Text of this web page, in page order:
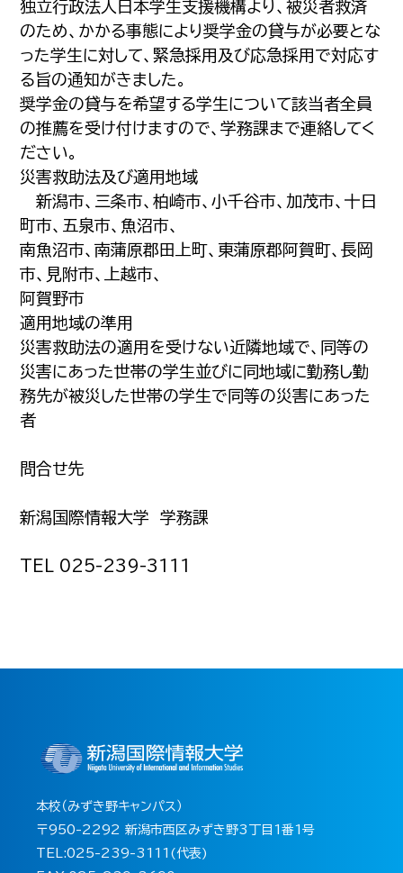
独立行政法人日本学生支援機構より、被災者救済
のため、かかる事態により奨学金の貸与が必要とな
った学生に対して、緊急採用及び応急採用で対応す
る旨の通知がきました。
奨学金の貸与を希望する学生について該当者全員
の推薦を受け付けますので、学務課まで連絡してく
ださい。
災害救助法及び適用地域
新潟市、三条市、柏崎市、小千谷市、加茂市、十日
町市、五泉市、魚沼市、
南魚沼市、南蒲原郡田上町、東蒲原郡阿賀町、長岡
市、見附市、上越市、
阿賀野市
適用地域の準用
災害救助法の適用を受けない近隣地域で、同等の
災害にあった世帯の学生並びに同地域に勤務し勤
務先が被災した世帯の学生で同等の災害にあった
者
問合せ先
新潟国際情報大学 学務課
TEL 025-239-3111
本校（みずき野キャンパス）
〒950-2292 新潟市西区みずき野3丁目1番1号
TEL:025-239-3111(代表)